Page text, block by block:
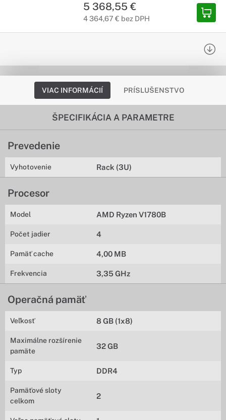
5 368,55 €
4 364,67 € bez DPH
VIAC INFORMÁCIÍ PRÍSLUŠENSTVO
ŠPECIFIKÁCIA A PARAMETRE
Prevedenie
Vyhotovenie Rack (3U)
Procesor
Model AMD Ryzen V1780B
Počet jadier 4
Pamäť cache 4,00 MB
Frekvencia 3,35 GHz
Operačná pamäť
Veľkosť 8 GB (1x8)
Maximálne rozšírenie
pamäte
32 GB
Typ DDR4
Pamäťové sloty
celkom
2